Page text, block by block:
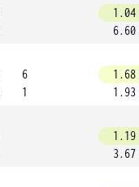
1.04
6.60
6
1
1.68
1.93
1.19
3.67